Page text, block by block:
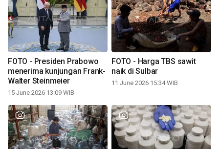
FOTO - Presiden Prabowo
menerima kunjungan Frank-
Walter Steinmeier
15 June 2026 13:09 WIB
FOTO - Harga TBS sawit
naik di Sulbar
11 June 2026 15:34 WIB